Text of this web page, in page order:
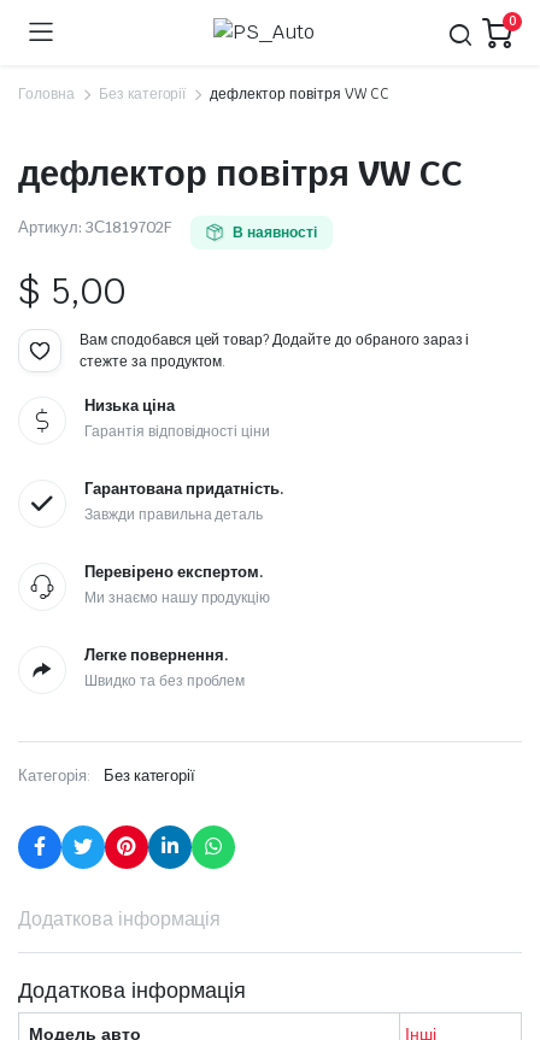
0
Головна Без категорії дефлектор повітря VW CC
дефлектор повітря VW CC
Артикул: 3С1819702F В наявності
$ 5,00
Вам сподобався цей товар? Додайте до обраного зараз і
стежте за продуктом.
Низька ціна
Гарантія відповідності ціни
Гарантована придатність.
Завжди правильна деталь
Перевірено експертом.
Ми знаємо нашу продукцію
Легке повернення.
Швидко та без проблем
Категорія: Без категорії
Додаткова інформація
Додаткова інформація
Модель авто Інші